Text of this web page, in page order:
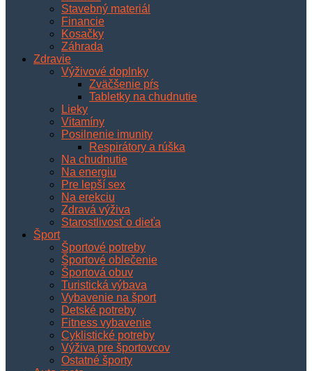
Stavebný materiál
Financie
Kosačky
Záhrada
Zdravie
Výživové doplnky
Zväčšenie pŕs
Tabletky na chudnutie
Lieky
Vitamíny
Posilnenie imunity
Respirátory a rúška
Na chudnutie
Na energiu
Pre lepší sex
Na erekciu
Zdravá výživa
Starostlivosť o dieťa
Šport
Športové potreby
Športové oblečenie
Športová obuv
Turistická výbava
Vybavenie na šport
Detské potreby
Fitness vybavenie
Cyklistické potreby
Výživa pre športovcov
Ostatné športy